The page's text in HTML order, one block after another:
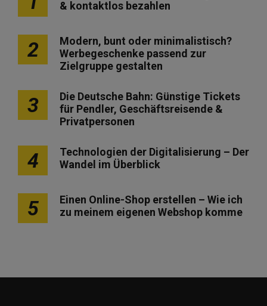
& kontaktlos bezahlen
2
Modern, bunt oder minimalistisch?
Werbegeschenke passend zur
Zielgruppe gestalten
3
Die Deutsche Bahn: Günstige Tickets
für Pendler, Geschäftsreisende &
Privatpersonen
4
Technologien der Digitalisierung – Der
Wandel im Überblick
5
Einen Online-Shop erstellen – Wie ich
zu meinem eigenen Webshop komme